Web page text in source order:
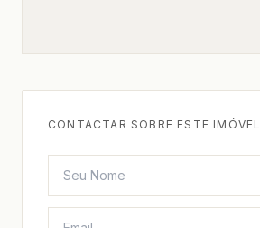
CONTACTAR SOBRE ESTE IMÓVEL